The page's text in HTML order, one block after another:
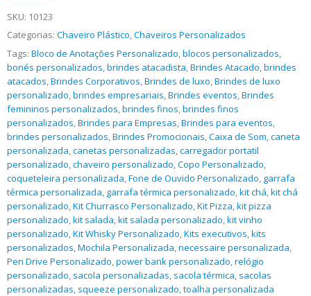
SKU: 10123
Categorias: Chaveiro Plástico,Chaveiros Personalizados
Tags: Bloco de Anotações Personalizado,blocos personalizados,
bonés personalizados,brindes atacadista,Brindes Atacado,brindes
atacados,Brindes Corporativos,Brindes de luxo,Brindes de luxo
personalizado,brindes empresariais,Brindes eventos,Brindes
femininos personalizados,brindes finos,brindes finos
personalizados,Brindes para Empresas,Brindes para eventos,
brindes personalizados,Brindes Promocionais,Caixa de Som,caneta
personalizada,canetas personalizadas,carregador portatil
personalizado,chaveiro personalizado,Copo Personalizado,
coqueteleira personalizada,Fone de Ouvido Personalizado, garrafa
térmica personalizada, garrafa térmica personalizado,kit chá,kit chá
personalizado,Kit Churrasco Personalizado,Kit Pizza,kit pizza
personalizado,kit salada,kit salada personalizado,kit vinho
personalizado,Kit Whisky Personalizado,Kits executivos,kits
personalizados,Mochila Personalizada,necessaire personalizada,
Pen Drive Personalizado,power bank personalizado,relógio
personalizado, sacola personalizadas, sacola térmica, sacolas
personalizadas, squeeze personalizado,toalha personalizada